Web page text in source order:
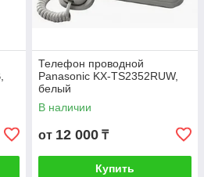
Телефон проводной
Panasonic KX-TS2352RUW,
белый
В наличии
от 12 000 ₸
Купить